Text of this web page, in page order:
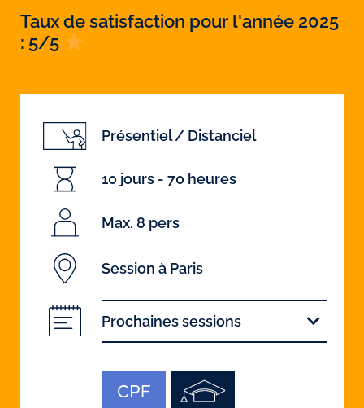
Taux de satisfaction pour l'année 2025
: 5/5
Présentiel / Distanciel
10 jours - 70 heures
Max. 8 pers
Session à Paris
Prochaines sessions